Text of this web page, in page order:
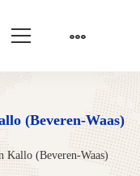
(Beveren-Waas)
Kallo (Beveren-Waas)